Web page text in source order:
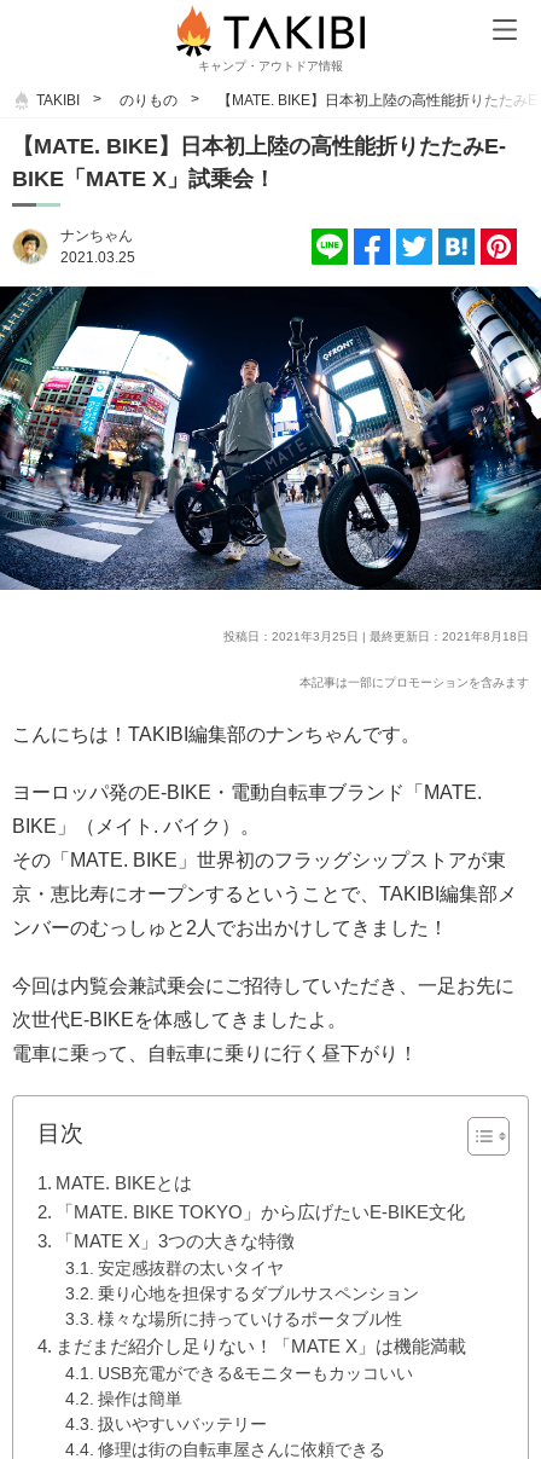
キャンプ・アウトドア情報
TAKIBI のりもの 【MATE. BIKE】日本初上陸の高性能折りたたみ
【MATE. BIKE】日本初上陸の高性能折りたたみE-
BIKE「MATE X」試乗会！
ナンちゃん
2021.03.25
投稿日：2021年3月25日 | 最終更新日：2021年8月18日
本記事は一部にプロモーションを含みます
こんにちは！TAKIBI編集部のナンちゃんです。
ヨーロッパ発のE-BIKE・電動自転車ブランド「MATE.
BIKE」（メイト. バイク）。
その「MATE. BIKE」世界初のフラッグシップストアが東
京・恵比寿にオープンするということで、TAKIBI編集部メ
ンバーのむっしゅと2人でお出かけしてきました！
今回は内覧会兼試乗会にご招待していただき、一足お先に
次世代E-BIKEを体感してきましたよ。
電車に乗って、自転車に乗りに行く昼下がり！
目次
MATE. BIKEとは
「MATE. BIKE TOKYO」から広げたいE-BIKE文化
「MATE X」3つの大きな特徴
安定感抜群の太いタイヤ
乗り心地を担保するダブルサスペンション
様々な場所に持っていけるポータブル性
まだまだ紹介し足りない！「MATE X」は機能満載
USB充電ができる&モニターもカッコいい
操作は簡単
扱いやすいバッテリー
修理は街の自転車屋さんに依頼できる